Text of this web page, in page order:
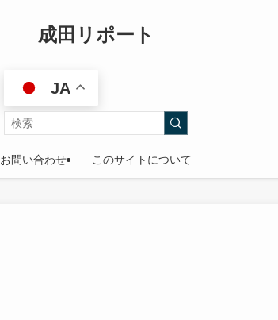
成田リポート
お問い合わせ このサイトについて
JA